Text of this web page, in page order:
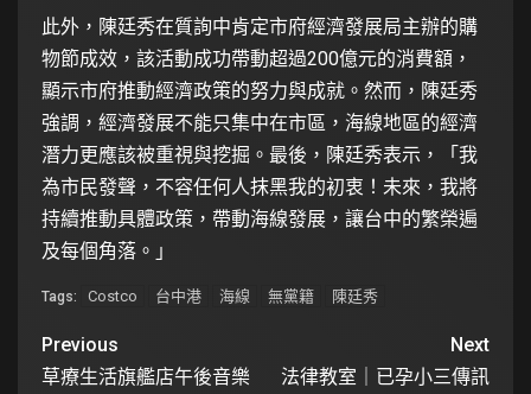
此外，陳廷秀在質詢中肯定市府經濟發展局主辦的購
物節成效，該活動成功帶動超過200億元的消費額，
顯示市府推動經濟政策的努力與成就。然而，陳廷秀
強調，經濟發展不能只集中在市區，海線地區的經濟
潛力更應該被重視與挖掘。最後，陳廷秀表示，「我
為市民發聲，不容任何人抹黑我的初衷！未來，我將
持續推動具體政策，帶動海線發展，讓台中的繁榮遍
及每個角落。」
Tags: Costco 台中港 海線 無黨籍 陳廷秀
Previous
草療生活旗艦店午後音樂
Next
法律教室｜已孕小三傳訊